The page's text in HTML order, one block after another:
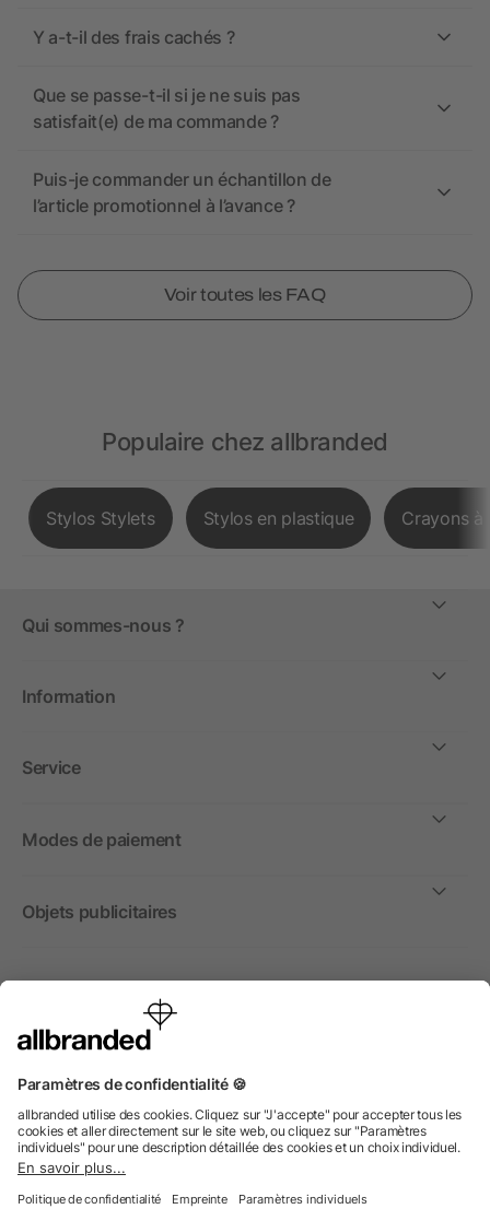
Y a-t-il des frais cachés ?
Que se passe-t-il si je ne suis pas
satisfait(e) de ma commande ?
Puis-je commander un échantillon de
l’article promotionnel à l’avance ?
Voir toutes les FAQ
Populaire chez allbranded
Stylos Stylets Stylos en plastique Crayons à
Qui sommes-nous ?
Information
Service
Modes de paiement
Objets publicitaires
International